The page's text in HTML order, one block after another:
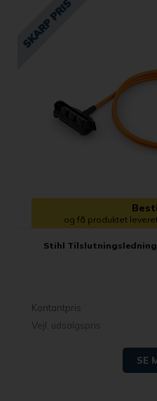
og få produktet
Stihl
Kontantpris
Vejl. udsalgspris
SE